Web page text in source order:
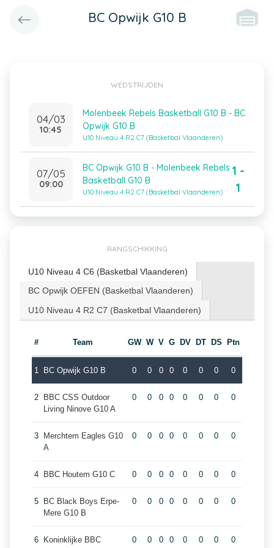
BC Opwijk G10 B
WEDSTRIJDEN
04/03
10:45
Molenbeek Rebels Basketball G10 B - BC
Opwijk G10 B
U10 Niveau 4 R2 C7 (Basketbal Vlaanderen)
07/05
09:00
BC Opwijk G10 B - Molenbeek Rebels
Basketball G10 B
U10 Niveau 4 R2 C7 (Basketbal Vlaanderen)
1 -
1
RANGSCHIKKING
U10 Niveau 4 C6 (Basketbal Vlaanderen)
BC Opwijk OEFEN (Basketbal Vlaanderen)
U10 Niveau 4 R2 C7 (Basketbal Vlaanderen)
# Team GW W V G DV DT DS Ptn
1 BC Opwijk G10 B 0 0 0 0 0 0 0 0
2
BBC CSS Outdoor
Living Ninove G10 A
0 0 0 0 0 0 0 0
3
Merchtem Eagles G10
A
0 0 0 0 0 0 0 0
4 BBC Houtem G10 C 0 0 0 0 0 0 0 0
5
BC Black Boys Erpe-
Mere G10 B
0 0 0 0 0 0 0 0
6
Koninklijke BBC
0 0 0 0 0 0 0 0